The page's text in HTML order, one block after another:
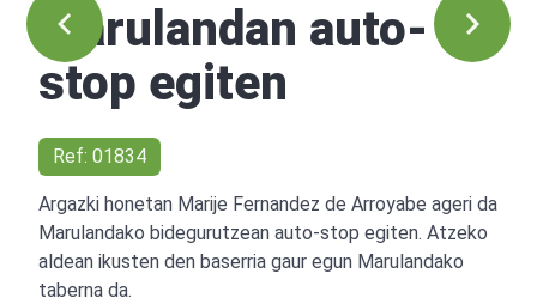
Marulandan auto-
stop egiten
Ref: 01834
Argazki honetan Marije Fernandez de Arroyabe ageri da
Marulandako bidegurutzean auto-stop egiten. Atzeko
aldean ikusten den baserria gaur egun Marulandako
taberna da.